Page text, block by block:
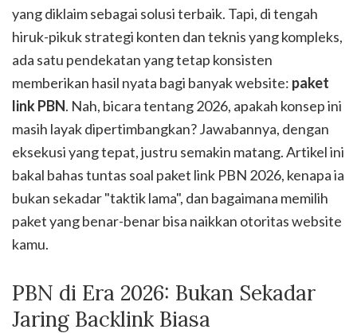
yang diklaim sebagai solusi terbaik. Tapi, di tengah
hiruk-pikuk strategi konten dan teknis yang kompleks,
ada satu pendekatan yang tetap konsisten
memberikan hasil nyata bagi banyak website: paket
link PBN. Nah, bicara tentang 2026, apakah konsep ini
masih layak dipertimbangkan? Jawabannya, dengan
eksekusi yang tepat, justru semakin matang. Artikel ini
bakal bahas tuntas soal paket link PBN 2026, kenapa ia
bukan sekadar "taktik lama", dan bagaimana memilih
paket yang benar-benar bisa naikkan otoritas website
kamu.
PBN di Era 2026: Bukan Sekadar
Jaring Backlink Biasa